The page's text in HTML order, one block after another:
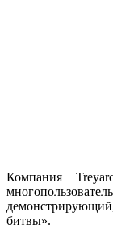
Компания
битвы».